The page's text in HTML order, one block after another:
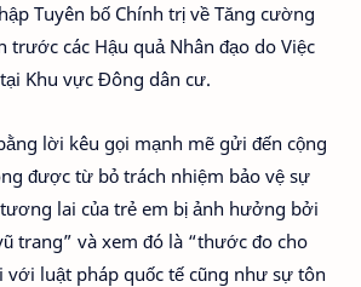
Tuyên bố Chính trị về Tăng cường
trước các Hậu quả Nhân đạo do Việc
Khu vực Đông dân cư.
lời kêu gọi mạnh mẽ gửi đến cộng
được từ bỏ trách nhiệm bảo vệ sự
lai của trẻ em bị ảnh hưởng bởi
trang” và xem đó là “thước đo cho
với luật pháp quốc tế cũng như sự tôn